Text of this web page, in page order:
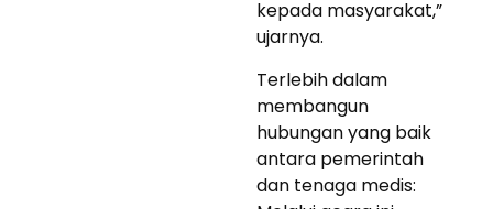
kepada masyarakat,”
ujarnya.
Terlebih dalam
membangun
hubungan yang baik
antara pemerintah
dan tenaga medis: